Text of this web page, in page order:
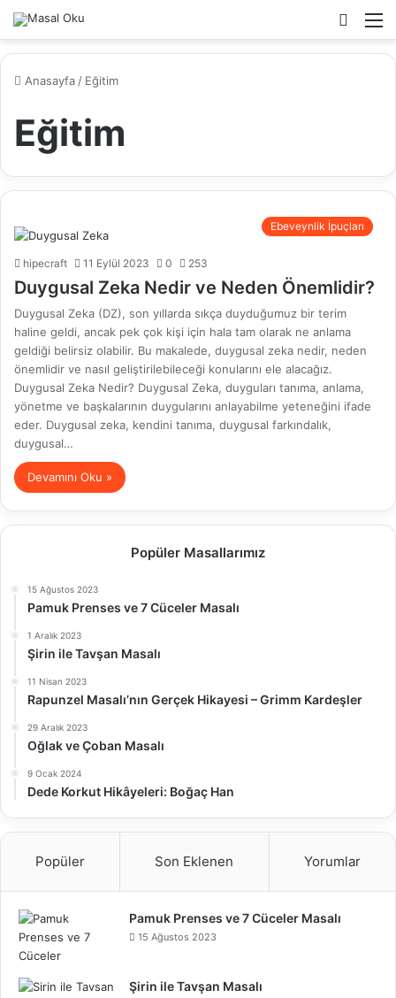
Arama
Anasayfa / Eğitim
Eğitim
Ebeveynlik İpuçları
hipecraft 11 Eylül 2023 0 253
Duygusal Zeka Nedir ve Neden Önemlidir?
Duygusal Zeka (DZ), son yıllarda sıkça duyduğumuz bir terim
haline geldi, ancak pek çok kişi için hala tam olarak ne anlama
geldiği belirsiz olabilir. Bu makalede, duygusal zeka nedir, neden
önemlidir ve nasıl geliştirilebileceği konularını ele alacağız.
Duygusal Zeka Nedir? Duygusal Zeka, duyguları tanıma, anlama,
yönetme ve başkalarının duygularını anlayabilme yeteneğini ifade
eder. Duygusal zeka, kendini tanıma, duygusal farkındalık,
duygusal…
Devamını Oku »
Popüler Masallarımız
15 Ağustos 2023
Pamuk Prenses ve 7 Cüceler Masalı
1 Aralık 2023
Şirin ile Tavşan Masalı
11 Nisan 2023
Rapunzel Masalı’nın Gerçek Hikayesi – Grimm Kardeşler
29 Aralık 2023
Oğlak ve Çoban Masalı
9 Ocak 2024
Dede Korkut Hikâyeleri: Boğaç Han
Popüler Son Eklenen Yorumlar
Pamuk Prenses ve 7 Cüceler Masalı
15 Ağustos 2023
Şirin ile Tavşan Masalı